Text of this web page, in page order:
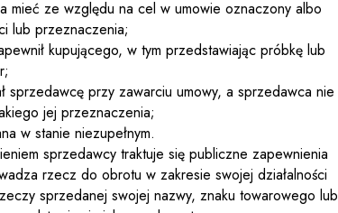
mieć ze względu na cel w umowie oznaczony albo
lub przeznaczenia;
kupującego, w tym przedstawiając próbkę lub
przy zawarciu umowy, a sprzedawca nie
jej przeznaczenia;
w stanie niezupełnym.
sprzedawcy traktuje się publiczne zapewnienia
rzecz do obrotu w zakresie swojej działalności
sprzedanej swojej nazwy, znaku towarowego lub